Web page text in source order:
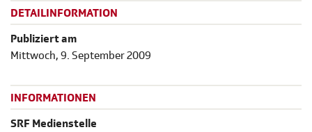
DETAILINFORMATION
Publiziert am
Mittwoch, 9. September 2009
INFORMATIONEN
SRF Medienstelle